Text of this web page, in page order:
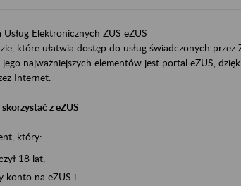
Usług Elektronicznych ZUS eZUS
które ułatwia dostęp do usług świadczonych przez
jego najważniejszych elementów jest portal eZUS,
Internet.
z eZUS
który:
18 lat,
konto na eZUS i